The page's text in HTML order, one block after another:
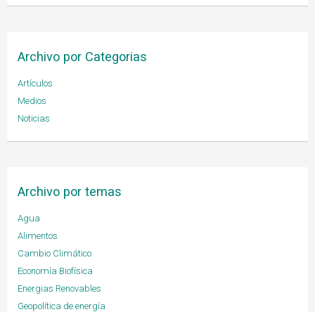
Archivo por Categorias
Artículos
Medios
Noticias
Archivo por temas
Agua
Alimentos
Cambio Climático
Economía Biofísica
Energias Renovables
Geopolítica de energía